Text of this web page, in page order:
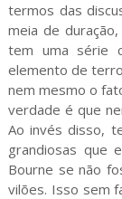
termos das
meia de
tem uma série
elemento de
nem mesmo o
verdade é que
Ao invés disso,
grandiosas que
Bourne se não
vilões. Isso sem